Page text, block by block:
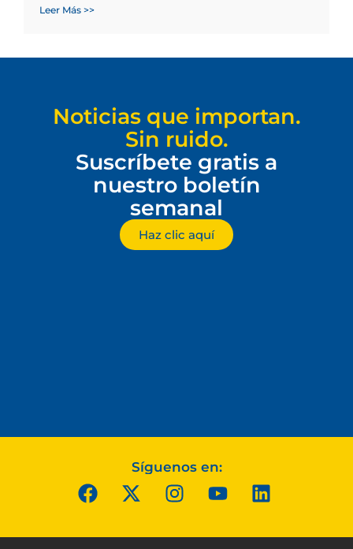
Leer Más >>
Noticias que importan.
Sin ruido.
Suscríbete gratis a
nuestro boletín
semanal
Haz clic aquí
Síguenos en: